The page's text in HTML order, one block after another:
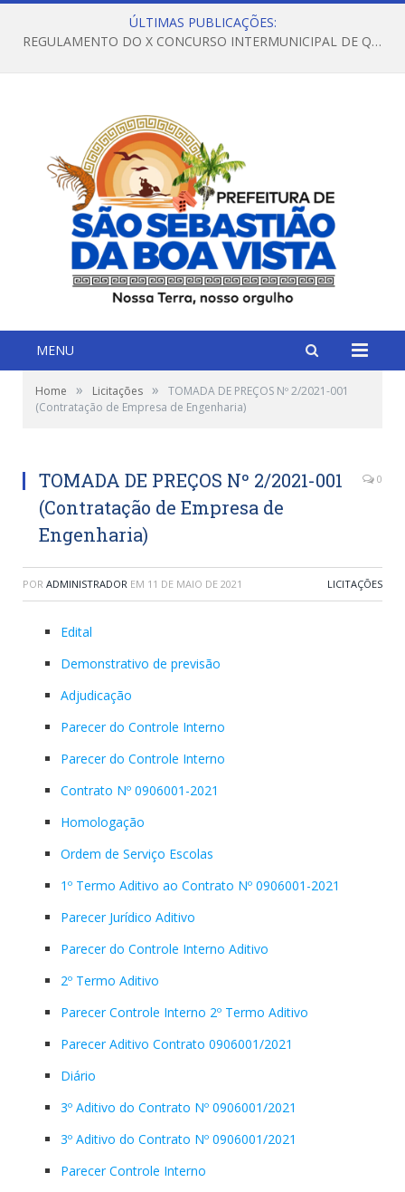
ÚLTIMAS PUBLICAÇÕES:
REGULAMENTO DO X CONCURSO INTERMUNICIPAL DE QUADRILHAS JUNINAS – 2026 – ARRAIÁ DA VENEZA
MENU
Home » Licitações »
TOMADA DE PREÇOS Nº 2/2021-001
(Contratação de Empresa de Engenharia)
TOMADA DE PREÇOS Nº 2/2021-001
(Contratação de Empresa de
Engenharia)
0
POR ADMINISTRADOR EM 11 DE MAIO DE 2021 LICITAÇÕES
Edital
Demonstrativo de previsão
Adjudicação
Parecer do Controle Interno
Parecer do Controle Interno
Contrato Nº 0906001-2021
Homologação
Ordem de Serviço Escolas
1º Termo Aditivo ao Contrato Nº 0906001-2021
Parecer Jurídico Aditivo
Parecer do Controle Interno Aditivo
2º Termo Aditivo
Parecer Controle Interno 2º Termo Aditivo
Parecer Aditivo Contrato 0906001/2021
Diário
3º Aditivo do Contrato Nº 0906001/2021
3º Aditivo do Contrato Nº 0906001/2021
Parecer Controle Interno